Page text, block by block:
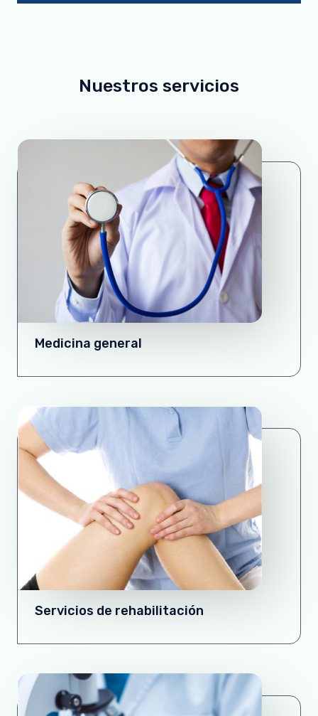
Nuestros servicios​
Medicina general
Servicios de rehabilitación